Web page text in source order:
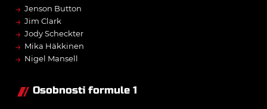
→ Jenson Button
→ Jim Clark
→ Jody Scheckter
→ Mika Häkkinen
→ Nigel Mansell
Osobnosti formule 1